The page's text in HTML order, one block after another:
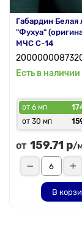
Габардин Белая
"Фухуа"
МЧС С-14
Есть в наличии
от 6 мп
от 30 мп
от 159.71 р/
В